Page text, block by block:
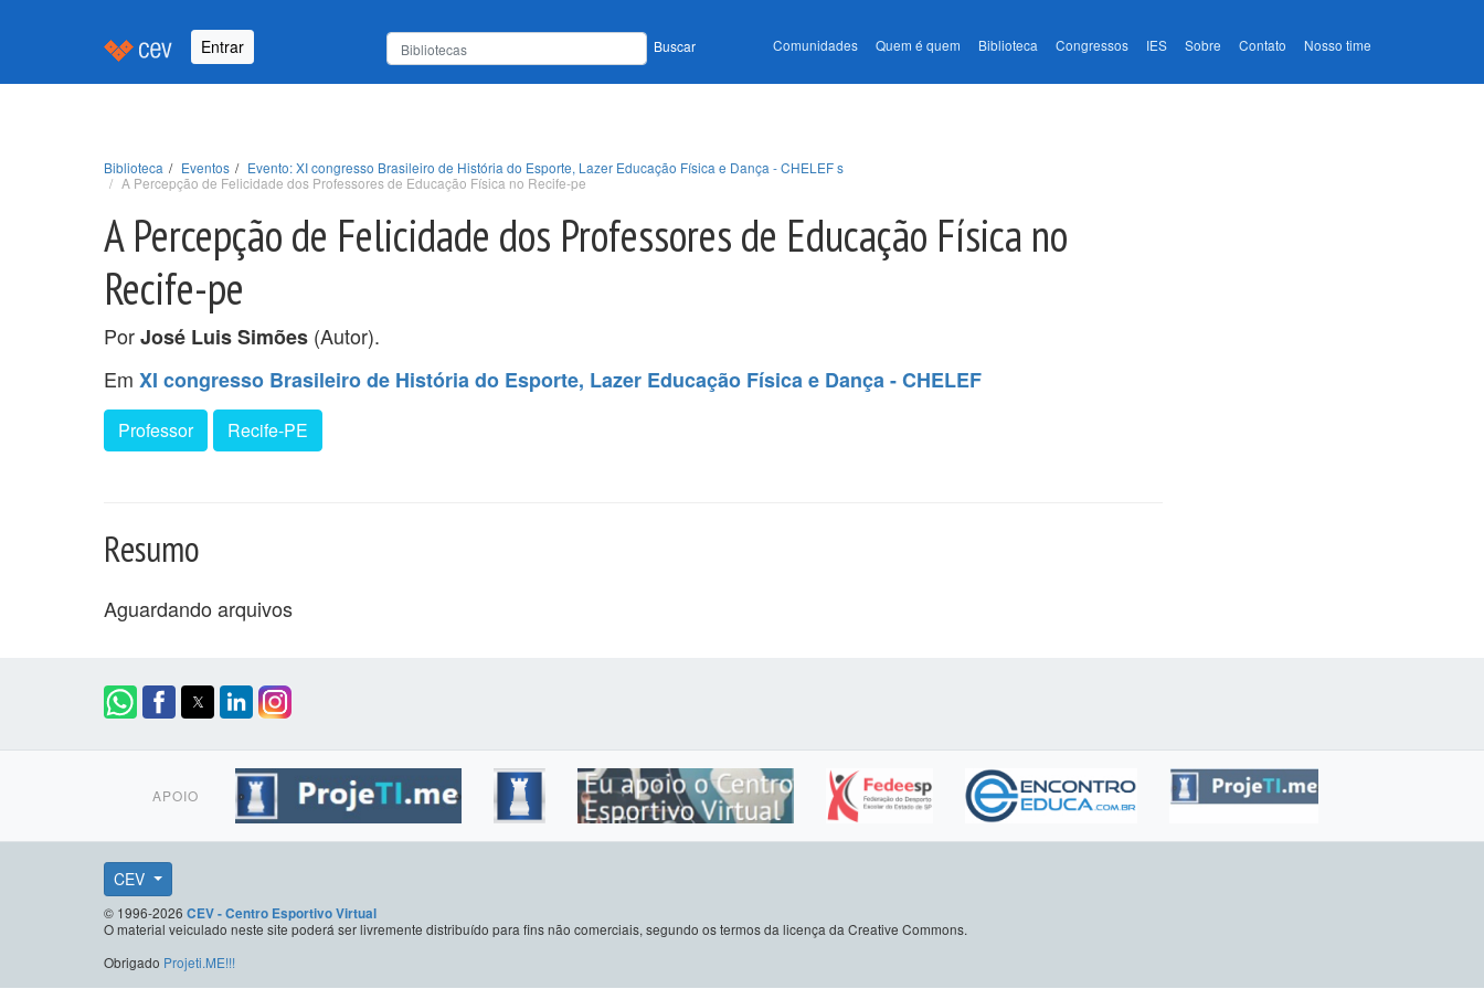
Entrar Buscar Comunidades Quem é quem Biblioteca Congressos IES Sobre Contato Nosso time
Biblioteca Eventos
Evento: XI congresso Brasileiro de História do Esporte, Lazer Educação Física e Dança - CHELEF s
A Percepção de Felicidade dos Professores de Educação Física no Recife-pe
A Percepção de Felicidade dos Professores de Educação Física no
Recife-pe
PorJosé Luis Simões (Autor).
Em XI congresso Brasileiro de História do Esporte, Lazer Educação Física e Dança - CHELEF
Professor Recife-PE
Resumo
Aguardando arquivos
APOIO
CEV
© 1996-2026 CEV - Centro Esportivo Virtual
O material veiculado neste site poderá ser livremente distribuído para fins não comerciais, segundo os termos da licença da Creative Commons.
Obrigado Projeti.ME!!!